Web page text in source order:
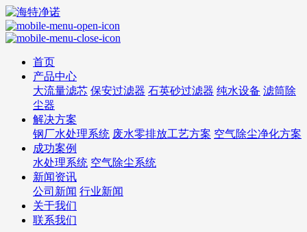
首页
产品中心
大流量滤芯 保安过滤器 石英砂过滤器 纯水设备 滤筒除
尘器
解决方案
钢厂水处理系统 废水零排放工艺方案 空气除尘净化方案
成功案例
水处理系统 空气除尘系统
新闻资讯
公司新闻 行业新闻
关于我们
联系我们